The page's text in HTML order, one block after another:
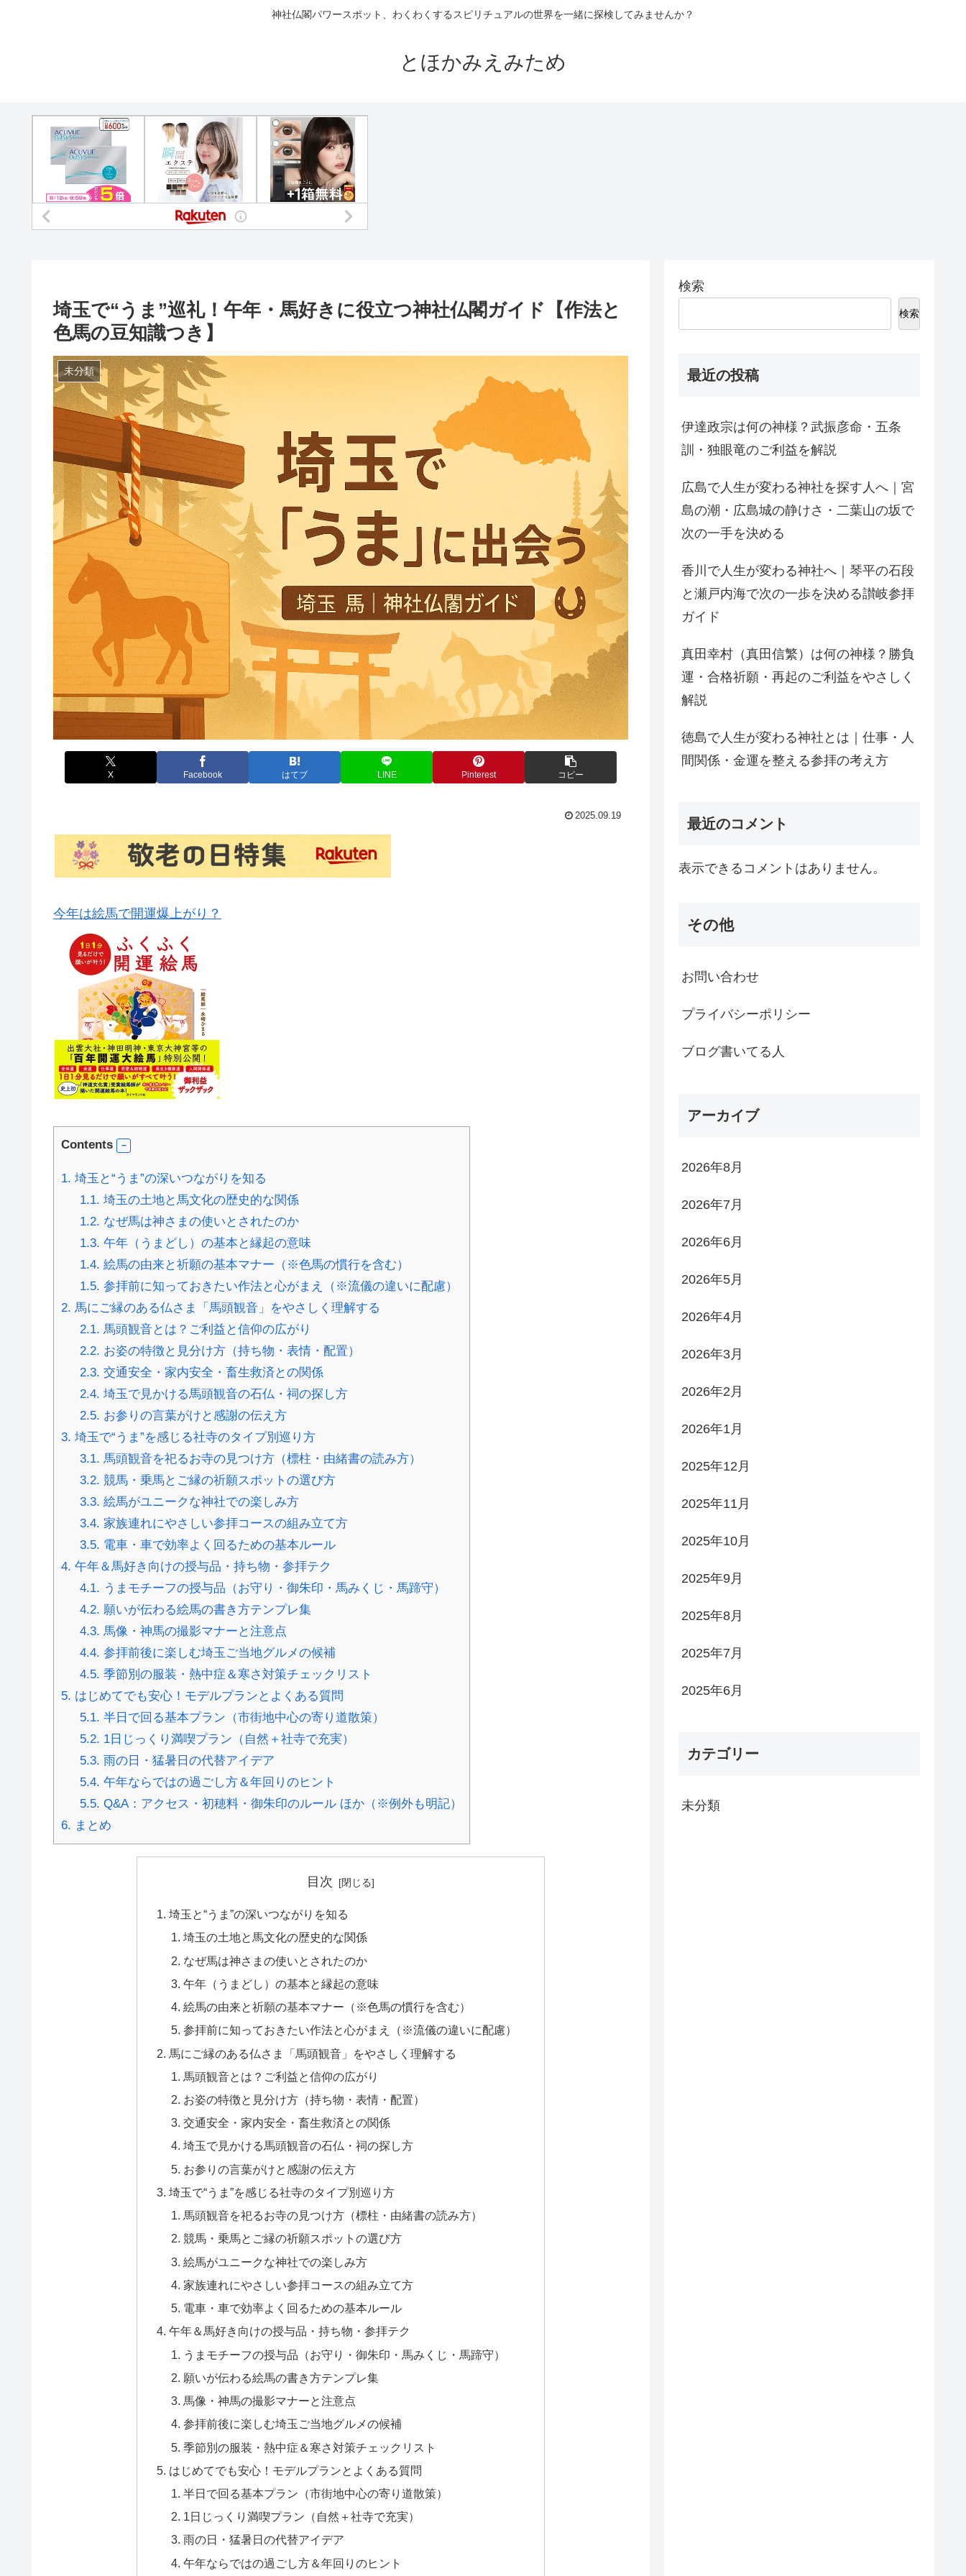
神社仏閣パワースポット、わくわくするスピリチュアルの世界を一緒に探検してみませんか？
とほかみえみため
埼玉で“うま”巡礼！午年・馬好きに役立つ神社仏閣ガイド【作法と
色馬の豆知識つき】
未分類
X Facebook はてブ LINE Pinterest コピー
2025.09.19
今年は絵馬で開運爆上がり？
Contents
1. 埼玉と“うま”の深いつながりを知る
1.1. 埼玉の土地と馬文化の歴史的な関係
1.2. なぜ馬は神さまの使いとされたのか
1.3. 午年（うまどし）の基本と縁起の意味
1.4. 絵馬の由来と祈願の基本マナー（※色馬の慣行を含む）
1.5. 参拝前に知っておきたい作法と心がまえ（※流儀の違いに配慮）
2. 馬にご縁のある仏さま「馬頭観音」をやさしく理解する
2.1. 馬頭観音とは？ご利益と信仰の広がり
2.2. お姿の特徴と見分け方（持ち物・表情・配置）
2.3. 交通安全・家内安全・畜生救済との関係
2.4. 埼玉で見かける馬頭観音の石仏・祠の探し方
2.5. お参りの言葉がけと感謝の伝え方
3. 埼玉で“うま”を感じる社寺のタイプ別巡り方
3.1. 馬頭観音を祀るお寺の見つけ方（標柱・由緒書の読み方）
3.2. 競馬・乗馬とご縁の祈願スポットの選び方
3.3. 絵馬がユニークな神社での楽しみ方
3.4. 家族連れにやさしい参拝コースの組み立て方
3.5. 電車・車で効率よく回るための基本ルール
4. 午年＆馬好き向けの授与品・持ち物・参拝テク
4.1. うまモチーフの授与品（お守り・御朱印・馬みくじ・馬蹄守）
4.2. 願いが伝わる絵馬の書き方テンプレ集
4.3. 馬像・神馬の撮影マナーと注意点
4.4. 参拝前後に楽しむ埼玉ご当地グルメの候補
4.5. 季節別の服装・熱中症＆寒さ対策チェックリスト
5. はじめてでも安心！モデルプランとよくある質問
5.1. 半日で回る基本プラン（市街地中心の寄り道散策）
5.2. 1日じっくり満喫プラン（自然＋社寺で充実）
5.3. 雨の日・猛暑日の代替アイデア
5.4. 午年ならではの過ごし方＆年回りのヒント
5.5. Q&A：アクセス・初穂料・御朱印のルール ほか（※例外も明記）
6. まとめ
目次
埼玉と“うま”の深いつながりを知る
埼玉の土地と馬文化の歴史的な関係
なぜ馬は神さまの使いとされたのか
午年（うまどし）の基本と縁起の意味
絵馬の由来と祈願の基本マナー（※色馬の慣行を含む）
参拝前に知っておきたい作法と心がまえ（※流儀の違いに配慮）
馬にご縁のある仏さま「馬頭観音」をやさしく理解する
馬頭観音とは？ご利益と信仰の広がり
お姿の特徴と見分け方（持ち物・表情・配置）
交通安全・家内安全・畜生救済との関係
埼玉で見かける馬頭観音の石仏・祠の探し方
お参りの言葉がけと感謝の伝え方
埼玉で“うま”を感じる社寺のタイプ別巡り方
馬頭観音を祀るお寺の見つけ方（標柱・由緒書の読み方）
競馬・乗馬とご縁の祈願スポットの選び方
絵馬がユニークな神社での楽しみ方
家族連れにやさしい参拝コースの組み立て方
電車・車で効率よく回るための基本ルール
午年＆馬好き向けの授与品・持ち物・参拝テク
うまモチーフの授与品（お守り・御朱印・馬みくじ・馬蹄守）
願いが伝わる絵馬の書き方テンプレ集
馬像・神馬の撮影マナーと注意点
参拝前後に楽しむ埼玉ご当地グルメの候補
季節別の服装・熱中症＆寒さ対策チェックリスト
はじめてでも安心！モデルプランとよくある質問
半日で回る基本プラン（市街地中心の寄り道散策）
1日じっくり満喫プラン（自然＋社寺で充実）
雨の日・猛暑日の代替アイデア
午年ならではの過ごし方＆年回りのヒント
検索
検索
最近の投稿
伊達政宗は何の神様？武振彦命・五条
訓・独眼竜のご利益を解説
広島で人生が変わる神社を探す人へ｜宮
島の潮・広島城の静けさ・二葉山の坂で
次の一手を決める
香川で人生が変わる神社へ｜琴平の石段
と瀬戸内海で次の一歩を決める讃岐参拝
ガイド
真田幸村（真田信繁）は何の神様？勝負
運・合格祈願・再起のご利益をやさしく
解説
徳島で人生が変わる神社とは｜仕事・人
間関係・金運を整える参拝の考え方
最近のコメント
表示できるコメントはありません。
その他
お問い合わせ
プライバシーポリシー
ブログ書いてる人
アーカイブ
2026年8月
2026年7月
2026年6月
2026年5月
2026年4月
2026年3月
2026年2月
2026年1月
2025年12月
2025年11月
2025年10月
2025年9月
2025年8月
2025年7月
2025年6月
カテゴリー
未分類